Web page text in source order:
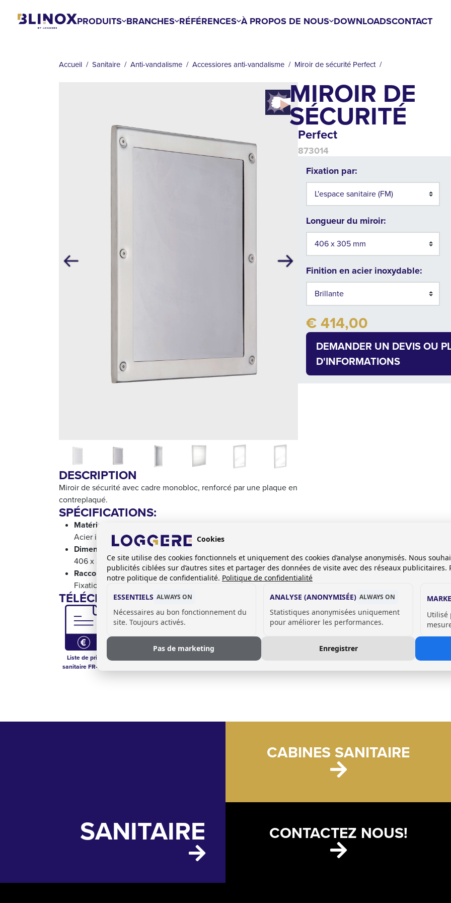
PRODUITS BRANCHES RÉFÉRENCES À PROPOS DE NOUS DOWNLOADSCONTACT
D'ARIANE
Accueil Sanitaire Anti-vandalisme Accessiores anti-vandalisme Miroir de sécurité Perfect
Précédent Suivant
DESCRIPTION
Miroir de sécurité avec cadre monobloc, renforcé par une plaque en
contreplaqué.
SPÉCIFICATIONS:
Matériau:
Acier inox, AISI 304, finition cadre: brossée.
Dimensions:
406 x 305 mm
Raccordement:
Fixation par l'espace sanitaire
TÉLÉCHARGEMENTS:
Liste de prix
sanitaire FR-BE
MIROIR DE
SÉCURITÉ
Perfect
873014
Fixation par:
Longueur du miroir:
Finition en acier inoxydable:
€ 414,00
DEMANDER UN DEVIS OU
D'INFORMATIONS
SANITAIRE
CABINES SANITAIRE
CONTACTEZ NOUS!
Cookies
Ce site utilise des cookies fonctionnels et uniquement des cookies d’analyse anonymisés. Nous
publicités ciblées sur d’autres sites et partager des données de visite avec des réseaux publicitaires.
notre politique de confidentialité. Politique de confidentialité
ESSENTIELS ALWAYS ON
Nécessaires au bon fonctionnement du
site. Toujours activés.
ANALYSE (ANONYMISÉE) ALWAYS ON
Statistiques anonymisées uniquement
pour améliorer les performances.
Utilisé
Pas de marketing Enregistrer